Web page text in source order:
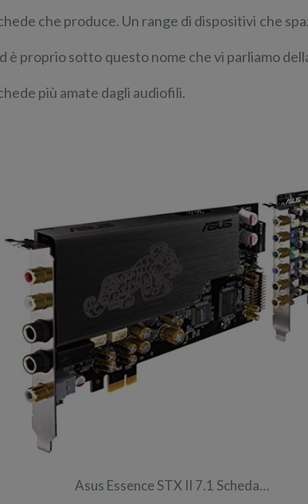
che produce. Un range di dispositivi che
è proprio sotto questo nome che vi parliamo
più amate dagli audiofili.
Asus Essence STX II 7.1 Scheda…